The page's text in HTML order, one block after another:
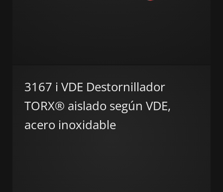
3167 i VDE Destornillador
TORX® aislado según VDE,
acero inoxidable